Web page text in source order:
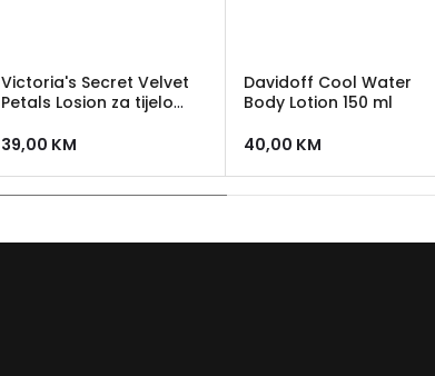
Victoria's Secret Velvet
Petals Losion za tijelo
39,00 KM
Davidoff Cool Water
Body Lotion 150 ml
40,00 KM